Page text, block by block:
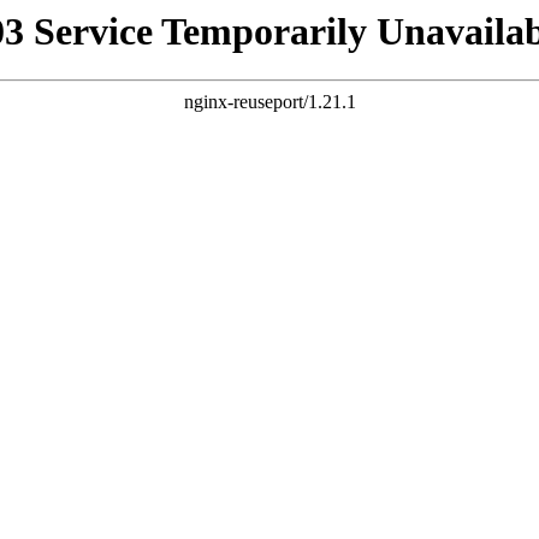
Service Temporarily
nginx-reuseport/1.21.1